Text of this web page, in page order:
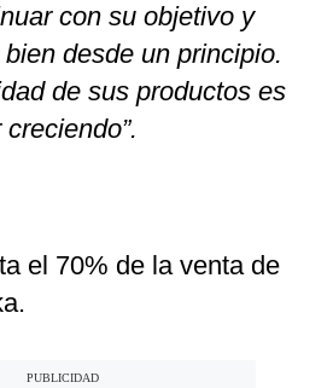
con su objetivo y
desde un principio.
de sus productos es
el 70% de la venta de